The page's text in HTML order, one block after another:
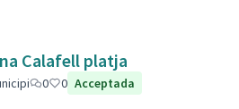
Calafell platja
0 0 Acceptada